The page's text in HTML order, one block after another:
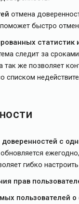
отмена
быстро
следит за
так же позволяет
списком
с
гибко
прав
пользователей